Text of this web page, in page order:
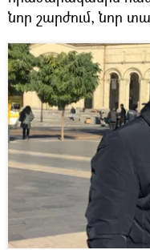
նոր շարժում, նոր